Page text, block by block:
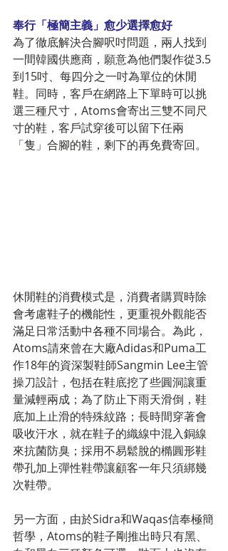
奉行「極簡主義」愈少選擇愈好
為了徹底解決合腳呎吋問題，兩人找到
一間韓國供應商，願意為他們製作從3.5
到15吋、每四分之一吋為單位的休閒
鞋。同時，客戶在網路上下單時可以挑
選三種尺寸，Atoms會寄出三雙不同尺
寸的鞋，客戶試穿後可以留下任兩
「隻」合腳的鞋，剩下的再免費寄回。
休閒鞋的消費模式是，消費者購買時除
會考慮鞋子的機能性，更重視外觀能否
滿足日常活動中各種不同場合。為此，
Atoms請來曾在大廠Adidas和Puma工
作18年的資深製鞋師Sangmin Lee主管
操刀設計，包括在鞋底挖了些圓洞讓重
量減輕兩成；為了防止下雨天滑倒，鞋
底加上止滑的特殊紋路；長時間穿著會
吸收汗水，就在鞋子的織線中混入銅線
來抗菌防臭；採用不易鬆脫的橢圓形鞋
帶孔加上彈性鞋帶讓顧客一年只須綁幾
次鞋帶。
另一方面，由於Sidra和Waqas信奉極簡
哲學，Atoms的鞋子剛推出時只有黑、